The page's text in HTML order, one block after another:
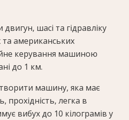
шасі та гідравліку
американських
керування машиною
до 1 км.
машину, яка має
прохідність, легка в
вибух до 10 кілограмів у